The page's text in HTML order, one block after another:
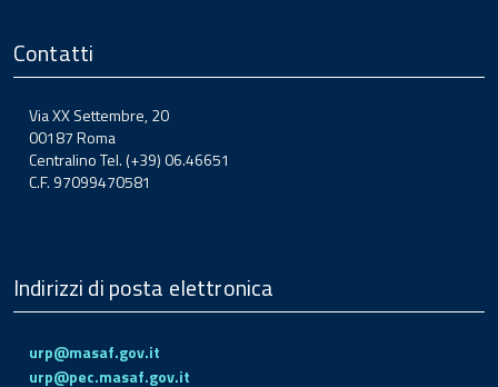
Contatti
Via XX Settembre, 20
00187 Roma
Centralino Tel. (+39) 06.46651
C.F. 97099470581
Indirizzi di posta elettronica
urp@masaf.gov.it
urp@pec.masaf.gov.it